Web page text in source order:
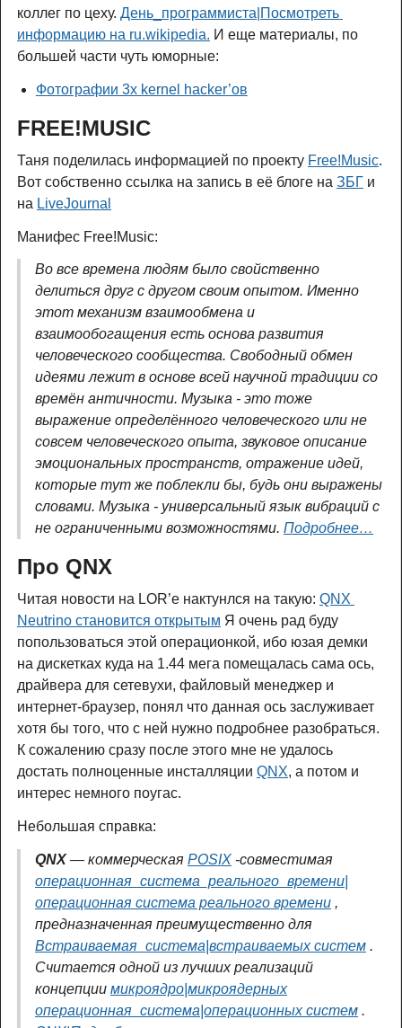
коллег по цеху. День_программиста|Посмотреть
информацию на ru.wikipedia. И еще материалы, по
большей части чуть юморные:
Фотографии 3х kernel hacker’ов
FREE!MUSIC
Таня поделилась информацией по проекту Free!Music.
Вот собственно ссылка на запись в её блоге на ЗБГ и
на LiveJournal
Манифес Free!Music:
Во все времена людям было свойственно
делиться друг с другом своим опытом. Именно
этот механизм взаимообмена и
взаимообогащения есть основа развития
человеческого сообщества. Свободный обмен
идеями лежит в основе всей научной традиции со
времён античности. Музыка - это тоже
выражение определённого человеческого или не
совсем человеческого опыта, звуковое описание
эмоциональных пространств, отражение идей,
которые тут же поблекли бы, будь они выражены
словами. Музыка - универсальный язык вибраций с
не ограниченными возможностями. Подробнее…
Про QNX
Читая новости на LOR’е нактунлся на такую: QNX
Neutrino становится открытым Я очень рад буду
попользоваться этой операционкой, ибо юзая демки
на дискетках куда на 1.44 мега помещалась сама ось,
драйвера для сетевухи, файловый менеджер и
интернет-браузер, понял что данная ось заслуживает
хотя бы того, что с ней нужно подробнее разобраться.
К сожалению сразу после этого мне не удалось
достать полноценные инсталляции QNX, а потом и
интерес немного поугас.
Небольшая справка:
QNX— коммерческая POSIX -совместимая
операционная_система_реального_времени|
операционная система реального времени ,
предназначенная преимущественно для
Встраиваемая_система|встраиваемых систем .
Считается одной из лучших реализаций
концепции микроядро|микроядерных
операционная_система|операционных систем .